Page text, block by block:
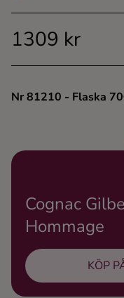
Tequila
1309 kr
Nr 81210 - Flaska
Cognac
Hommage
KÖP